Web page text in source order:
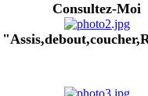
Consultez-Moi